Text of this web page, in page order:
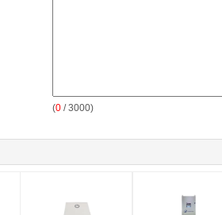
(0 / 3000)